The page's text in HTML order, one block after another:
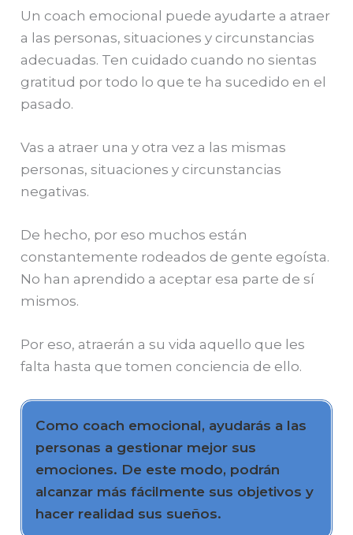
Un coach emocional puede ayudarte a atraer
a las personas, situaciones y circunstancias
adecuadas. Ten cuidado cuando no sientas
gratitud por todo lo que te ha sucedido en el
pasado.
Vas a atraer una y otra vez a las mismas
personas, situaciones y circunstancias
negativas.
De hecho, por eso muchos están
constantemente rodeados de gente egoísta.
No han aprendido a aceptar esa parte de sí
mismos.
Por eso, atraerán a su vida aquello que les
falta hasta que tomen conciencia de ello.
Como coach emocional, ayudarás a las
personas a gestionar mejor sus
emociones. De este modo, podrán
alcanzar más fácilmente sus objetivos y
hacer realidad sus sueños.